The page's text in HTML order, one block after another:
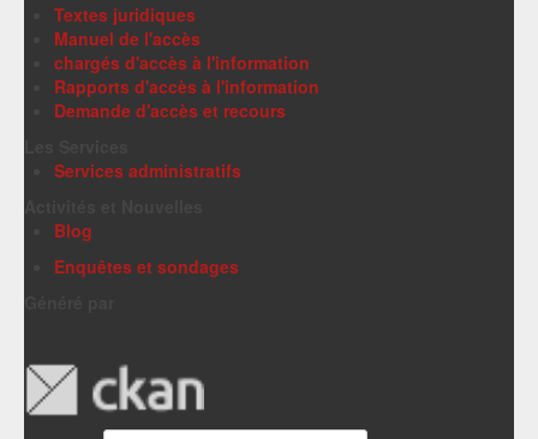
Textes juridiques
Manuel de l'accès
chargés d'accès à l'information
Rapports d'accès à l'information
Demande d'accès et recours
Services administratifs
Blog
Enquêtes et sondages